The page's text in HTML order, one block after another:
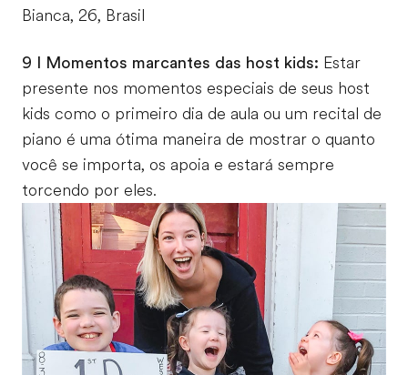
Bianca, 26, Brasil
9 I Momentos marcantes das host kids: Estar
presente nos momentos especiais de seus host
kids como o primeiro dia de aula ou um recital de
piano é uma ótima maneira de mostrar o quanto
você se importa, os apoia e estará sempre
torcendo por eles.